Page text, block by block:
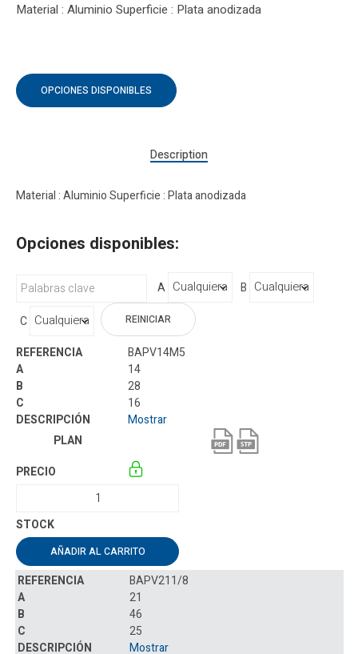
Material : Aluminio Superficie : Plata anodizada
OPCIONES DISPONIBLES
Description
Material : Aluminio Superficie : Plata anodizada
Opciones disponibles:
A
B
C
REINICIAR
BAPV14M5
14
28
16
Mostrar
AÑADIR AL CARRITO
BAPV211/8
21
46
25
Mostrar